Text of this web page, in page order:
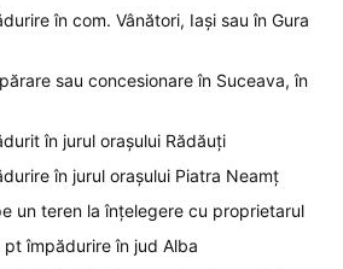
în com. Vânători, Iași sau în Gura
sau concesionare în Suceava, în
în jurul orașului Rădăuți
în jurul orașului Piatra Neamț
un teren la înțelegere cu proprietarul
împădurire în jud Alba